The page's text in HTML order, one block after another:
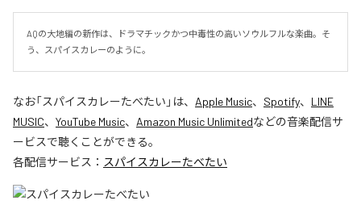
AQの大地編の新作は、ドラマチックかつ中毒性の高いソウルフルな楽曲。そ
う、スパイスカレーのように。
なお「スパイスカレーたべたい 」は、 Apple Music、 Spotify、 LINE
MUSIC、 YouTube Music、 Amazon Music Unlimitedなどの音楽配信サ
ービスで聴くことができる。
各配信サービス： スパイスカレーたべたい